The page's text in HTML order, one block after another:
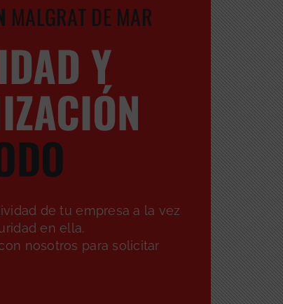
MALGRAT DE MAR
Y
de tu empresa a la vez
en ella.
nosotros para solicitar